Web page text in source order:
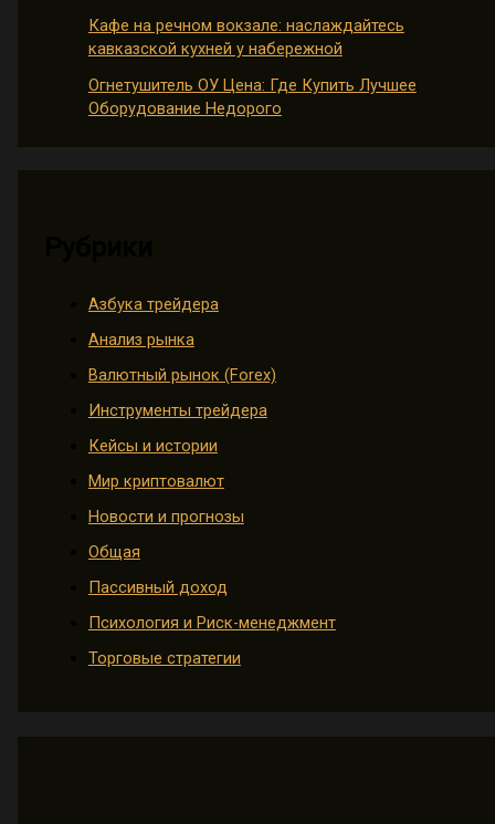
Кафе на речном вокзале: наслаждайтесь
кавказской кухней у набережной
Огнетушитель ОУ Цена: Где Купить Лучшее
Оборудование Недорого
Азбука трейдера
Анализ рынка
Валютный рынок (Forex)
Инструменты трейдера
Кейсы и истории
Мир криптовалют
Новости и прогнозы
Общая
Пассивный доход
Психология и Риск-менеджмент
Торговые стратегии